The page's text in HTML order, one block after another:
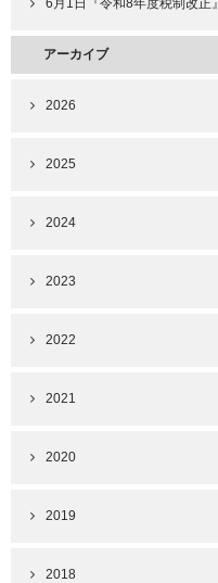
6月1日『令和8年度税制改正』
アーカイブ
2026
2025
2024
2023
2022
2021
2020
2019
2018